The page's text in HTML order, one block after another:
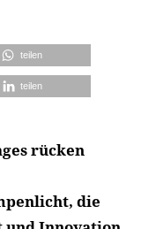
teilen
teilen
rücken
die